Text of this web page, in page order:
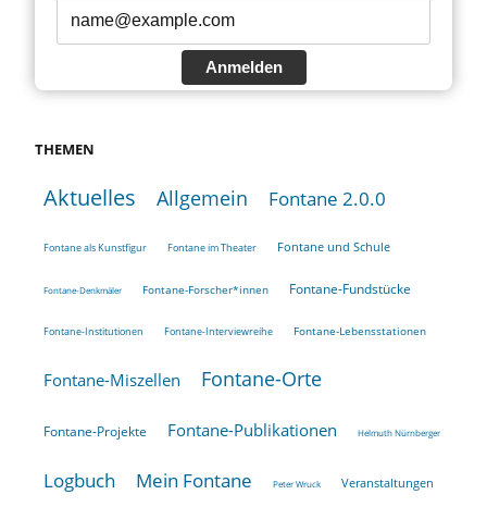
Anmelden
THEMEN
Aktuelles Allgemein Fontane 2.0.0
Fontane als Kunstfigur Fontane im Theater Fontane und Schule
Fontane-Denkmäler Fontane-Forscher*innen Fontane-Fundstücke
Fontane-Institutionen Fontane-Interviewreihe Fontane-Lebensstationen
Fontane-Miszellen Fontane-Orte
Fontane-Projekte Fontane-Publikationen Helmuth Nürnberger
Logbuch Mein Fontane Peter Wruck Veranstaltungen